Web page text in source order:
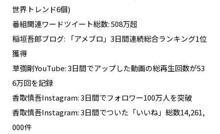
世界トレンド6個)
番組関連ワードツイート総数: 508万超
稲垣吾郎ブログ: 「アメブロ」3日間連続総合ランキング1位
獲得
草彅剛YouTube: 3日間でアップした動画の総再生回数が53
6万回を記録
香取慎吾Instagram: 3日間でフォロワー100万人を突破
香取慎吾Instagram: 3日間でついた「いいね」総数14,261,
000件